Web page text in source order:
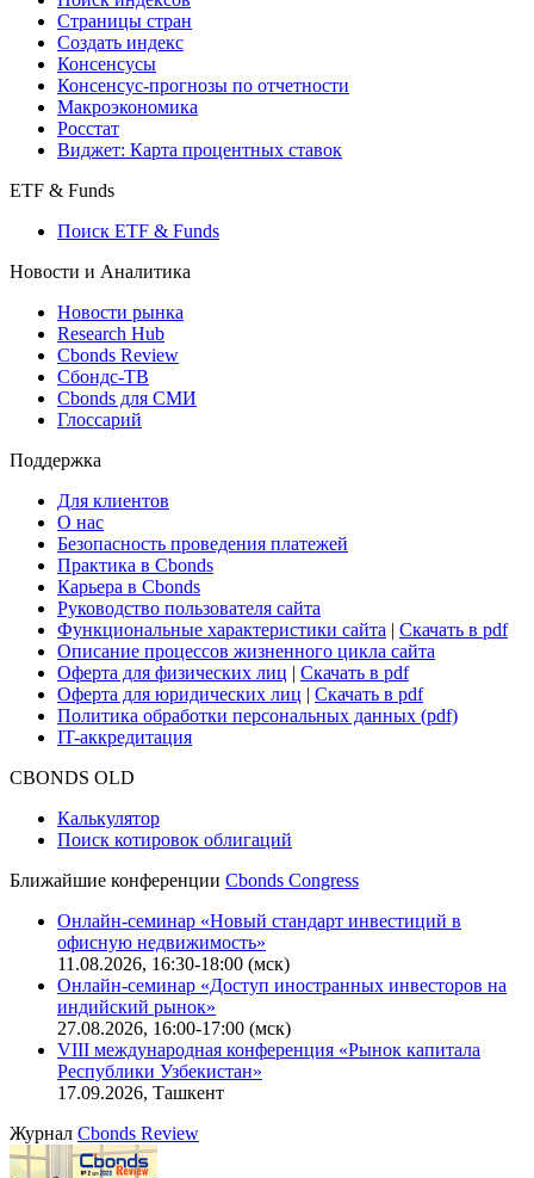
Страницы стран
Создать индекс
Консенсусы
Консенсус-прогнозы по отчетности
Макроэкономика
Росстат
Виджет: Карта процентных ставок
ETF & Funds
Поиск ETF & Funds
Новости и Аналитика
Новости рынка
Research Hub
Cbonds Review
Сбондс-ТВ
Cbonds для СМИ
Глоссарий
Поддержка
Для клиентов
О нас
Безопасность проведения платежей
Практика в Cbonds
Карьера в Cbonds
Руководство пользователя сайта
Функциональные характеристики сайта | Скачать в pdf
Описание процессов жизненного цикла сайта
Оферта для физических лиц | Скачать в pdf
Оферта для юридических лиц | Скачать в pdf
Политика обработки персональных данных (pdf)
IT-аккредитация
CBONDS OLD
Калькулятор
Поиск котировок облигаций
Ближайшие конференции Cbonds Congress
Онлайн-семинар «Новый стандарт инвестиций в
офисную недвижимость»
11.08.2026, 16:30-18:00 (мск)
Онлайн-семинар «Доступ иностранных инвесторов на
индийский рынок»
27.08.2026, 16:00-17:00 (мск)
VIII международная конференция «Рынок капитала
Республики Узбекистан»
17.09.2026, Ташкент
Журнал Cbonds Review